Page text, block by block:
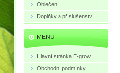
Oblečení
Doplňky a příslušenství
MENU
Hlavní stránka E-grow
Obchodní podmínky